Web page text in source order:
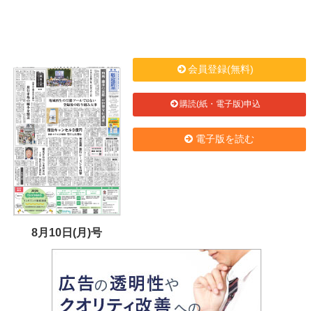
8月10日(月)号
会員登録(無料)
購読(紙・電子版)申込
電子版を読む